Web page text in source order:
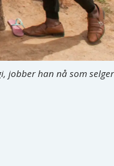
jobber han nå som